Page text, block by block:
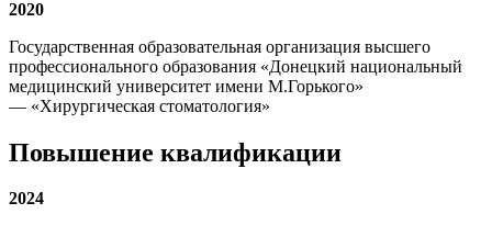
2020
Государственная образовательная организация высшего
профессионального образования «Донецкий национальный
медицинский университет имени М.Горького»
— «Хирургическая стоматология»
Повышение квалификации
2024